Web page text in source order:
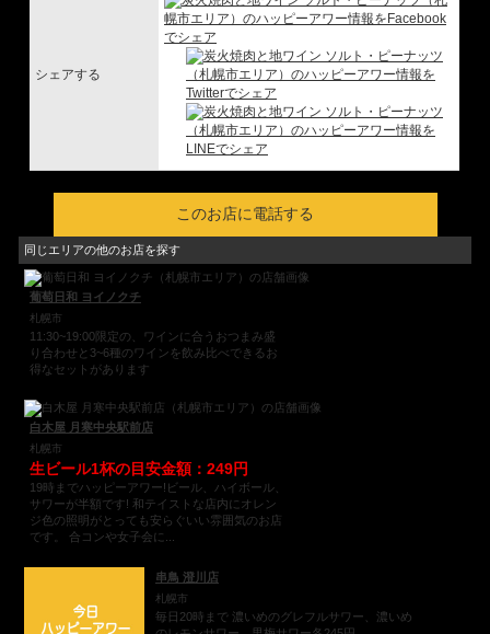
シェアする
このお店に電話する
同じエリアの他のお店を探す
葡萄日和 ヨイノクチ
札幌市
11:30~19:00限定の、ワインに合うおつまみ盛
り合わせと3~6種のワインを飲み比べできるお
得なセットがあります
白木屋 月寒中央駅前店
札幌市
生ビール1杯の目安金額：249円
19時までハッピーアワー!ビール、ハイボール、
サワーが半額です! 和テイストな店内にオレン
ジ色の照明がとっても安らぐいい雰囲気のお店
です。 合コンや女子会に...
串鳥 澄川店
札幌市
毎日20時まで 濃いめのグレフルサワー、濃いめ